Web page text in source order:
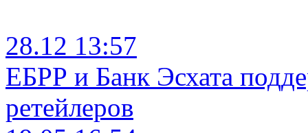
28.12 13:57
ЕБРР и Банк Эсхата
ретейлеров